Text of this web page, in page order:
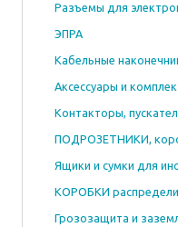
Разъемы для
ЭПРА
Кабельные
Аксессуары и
Контакторы,
ПОДРОЗЕТНИКИ,
Ящики и сумки для
КОРОБКИ
Грозозащита и